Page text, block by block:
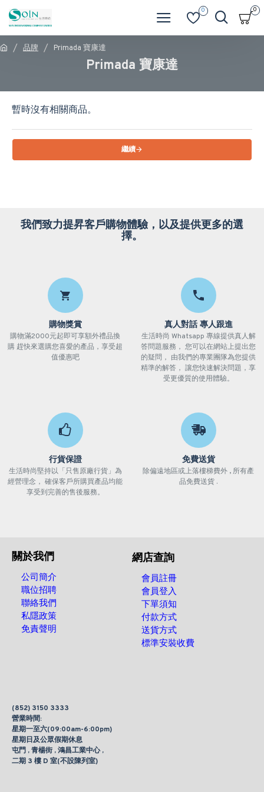
0 0
品牌 Primada 寶康達
Primada 寶康達
暫時沒有相關商品。
繼續
我們致力提昇客戶購物體驗，以及提供更多的選
擇。
購物獎賞
購物滿2000元起即可享額外禮品換
購 趕快來選購您喜愛的產品，享受超
值優惠吧
真人對話 專人跟進
生活時尚 Whatsapp 專線提供真人解
答問題服務， 您可以在網站上提出您
的疑問， 由我們的專業團隊為您提供
精準的解答， 讓您快速解決問題，享
受更優質的使用體驗。
行貨保證
生活時尚堅持以「只售原廠行貨」為
經營理念， 確保客戶所購買產品均能
享受到完善的售後服務。
免費送貨
除偏遠地區或上落樓梯費外 , 所有產
品免費送貨 .
關於我們
公司簡介
職位招聘
聯絡我們
私隱政策
免責聲明
網店查詢
會員註冊
會員登入
下單須知
付款方式
送貨方式
標準安裝收費
(852) 3150 3333
營業時間:
星期一至六(09:00am-6:00pm)
星期日及公眾假期休息
屯門 , 青楊街 , 鴻昌工業中心 ,
二期 3 樓 D 室(不設陳列室)